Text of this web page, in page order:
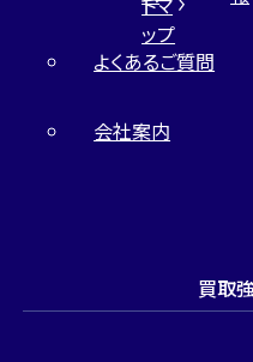
ップ
よくあるご質問
会社案内
買取